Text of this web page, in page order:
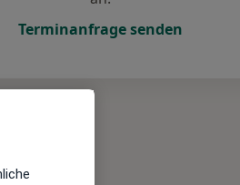
Terminanfrage senden